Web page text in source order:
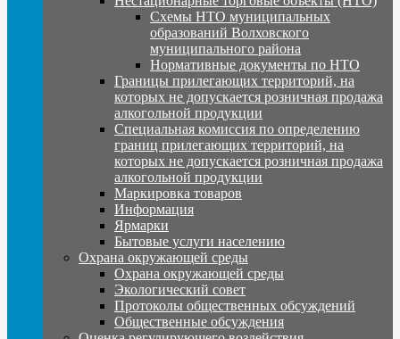
Схемы НТО муниципальных
образований Волховского
муниципального района
Нормативные документы по НТО
Границы прилегающих территорий, на
которых не допускается розничная продажа
алкогольной продукции
Специальная комиссия по определению
границ прилегающих территорий, на
которых не допускается розничная продажа
алкогольной продукции
Маркировка товаров
Информация
Ярмарки
Бытовые услуги населению
Охрана окружающей среды
Охрана окружающей среды
Экологический совет
Протоколы общественных обсуждений
Общественные обсуждения